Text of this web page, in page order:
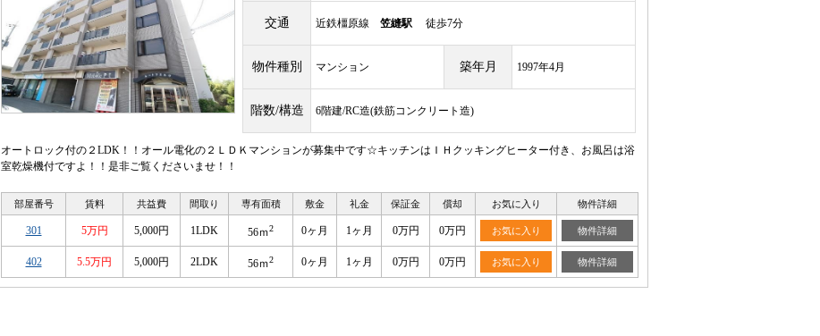
交通 近鉄橿原線 笠縫駅 徒歩7分
物件種別 マンション 築年月 1997年4月
階数/構造 6階建/RC造(鉄筋コンクリート造)
オートロック付の２LDK！！オール電化の２ＬＤＫマンションが募集中です☆キッチンはＩＨクッキングヒーター付き、お風呂は浴
室乾燥機付ですよ！！是非ご覧くださいませ！！
部屋番号 賃料 共益費 間取り 専有面積 敷金 礼金 保証金 償却 お気に入り 物件詳細
301 5万円 5,000円 1LDK 56ｍ2 0ヶ月 1ヶ月 0万円 0万円 お気に入り 物件詳細
402 5.5万円 5,000円 2LDK 56ｍ2 0ヶ月 1ヶ月 0万円 0万円 お気に入り 物件詳細